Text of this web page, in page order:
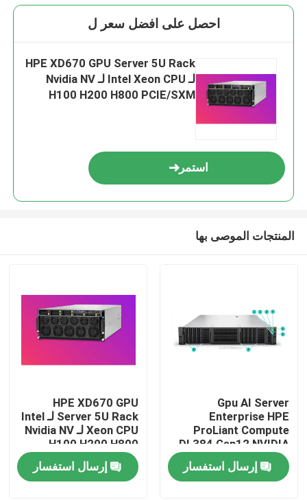
احصل على افضل سعر ل
HPE XD670 GPU Server 5U Rack
لـ Intel Xeon CPU لـ Nvidia NV
H100 H200 H800 PCIE/SXM
استمر
المنتجات الموصى بها
Gpu AI Server
Enterprise HPE
ProLiant Compute
DL384 Gen12 NVIDIA
GH200 NVL2 الحسابات
المجانية الحاسوب الخاص
إرسال استفسار
HPE XD670 GPU
Server 5U Rack لـ Intel
Xeon CPU لـ Nvidia NV
H100 H200 H800
PCIE/SXM Nvlink AI
Supercomputing Case
إرسال استفسار